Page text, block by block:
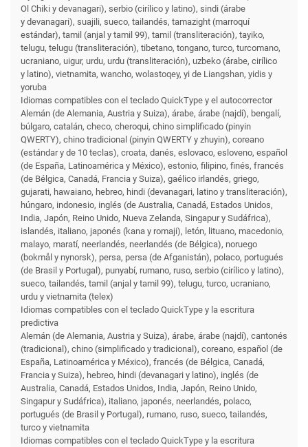
Ol Chiki y devanagari), serbio (cirílico y latino), sindi (árabe
y devanagari), suajili, sueco, tailandés, tamazight (marroquí
estándar), tamil (anjal y tamil 99), tamil (transliteración), tayiko,
telugu, telugu (transliteración), tibetano, tongano, turco, turcomano,
ucraniano, uigur, urdu, urdu (transliteración), uzbeko (árabe, cirílico
y latino), vietnamita, wancho, wolastoqey, yi de Liangshan, yidis y
yoruba
Idiomas compatibles con el teclado QuickType y el autocorrector
Alemán (de Alemania, Austria y Suiza), árabe, árabe (najdí), bengalí,
búlgaro, catalán, checo, cheroqui, chino simplificado (pinyin
QWERTY), chino tradicional (pinyin QWERTY y zhuyin), coreano
(estándar y de 10 teclas), croata, danés, eslovaco, esloveno, español
(de España, Latinoamérica y México), estonio, filipino, finés, francés
(de Bélgica, Canadá, Francia y Suiza), gaélico irlandés, griego,
gujarati, hawaiano, hebreo, hindi (devanagari, latino y transliteración),
húngaro, indonesio, inglés (de Australia, Canadá, Estados Unidos,
India, Japón, Reino Unido, Nueva Zelanda, Singapur y Sudáfrica),
islandés, italiano, japonés (kana y romaji), letón, lituano, macedonio,
malayo, maratí, neerlandés, neerlandés (de Bélgica), noruego
(bokmål y nynorsk), persa, persa (de Afganistán), polaco, portugués
(de Brasil y Portugal), punyabí, rumano, ruso, serbio (cirílico y latino),
sueco, tailandés, tamil (anjal y tamil 99), telugu, turco, ucraniano,
urdu y vietnamita (telex)
Idiomas compatibles con el teclado QuickType y la escritura
predictiva
Alemán (de Alemania, Austria y Suiza), árabe, árabe (najdí), cantonés
(tradicional), chino (simplificado y tradicional), coreano, español (de
España, Latinoamérica y México), francés (de Bélgica, Canadá,
Francia y Suiza), hebreo, hindi (devanagari y latino), inglés (de
Australia, Canadá, Estados Unidos, India, Japón, Reino Unido,
Singapur y Sudáfrica), italiano, japonés, neerlandés, polaco,
portugués (de Brasil y Portugal), rumano, ruso, sueco, tailandés,
turco y vietnamita
Idiomas compatibles con el teclado QuickType y la escritura